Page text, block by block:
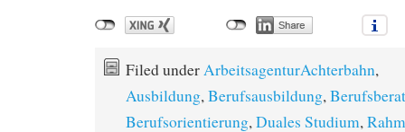
Filed underArbeitsagenturAchterbahn,
Ausbildung,Berufsausbildung,
Berufsorientierung,Duales Studium,